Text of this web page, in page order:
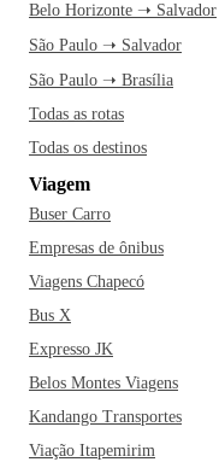
Belo Horizonte ➝ Salvador
São Paulo ➝ Salvador
São Paulo ➝ Brasília
Todas as rotas
Todas os destinos
Viagem
Buser Carro
Empresas de ônibus
Viagens Chapecó
Bus X
Expresso JK
Belos Montes Viagens
Kandango Transportes
Viação Itapemirim